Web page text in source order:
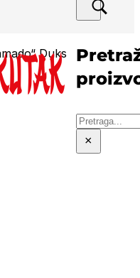
Pretraga
×
Duks